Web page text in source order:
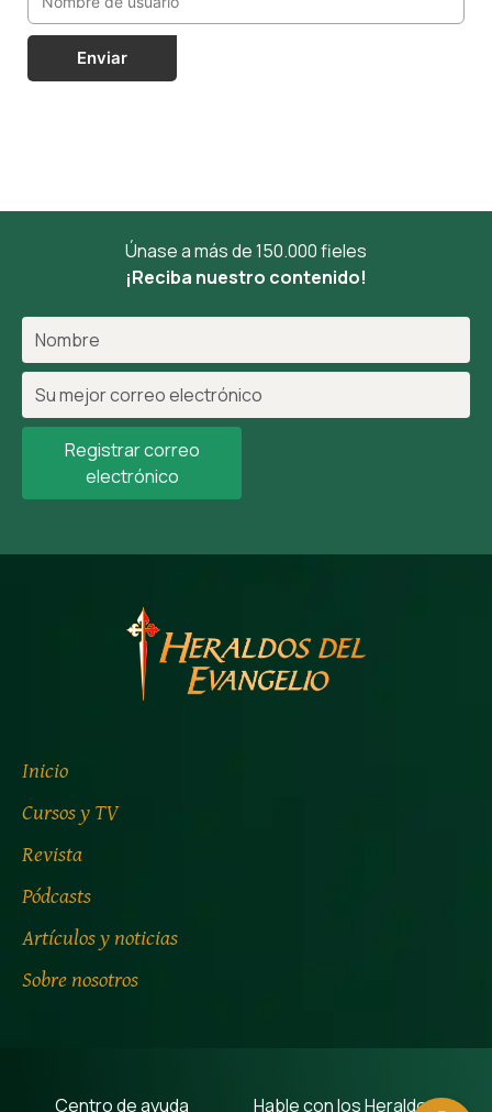
Enviar
Únase a más de 150.000 fieles
¡Reciba nuestro contenido!
Registrar correo
electrónico
Inicio
Cursos y TV
Revista
Pódcasts
Artículos y noticias
Sobre nosotros
Centro de ayuda Hable con los Heraldos